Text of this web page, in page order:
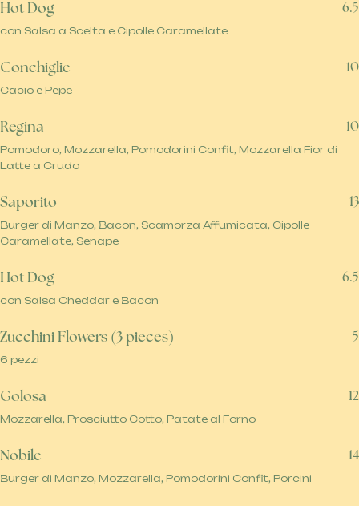
Hot Dog 6.5
con Salsa a Scelta e Cipolle Caramellate
Conchiglie 10
Cacio e Pepe
Regina 10
Pomodoro, Mozzarella, Pomodorini Confit, Mozzarella Fior di
Latte a Crudo
Saporito 13
Burger di Manzo, Bacon, Scamorza Affumicata, Cipolle
Caramellate, Senape
Hot Dog 6.5
con Salsa Cheddar e Bacon
Zucchini Flowers (3 pieces) 5
6 pezzi
Golosa 12
Mozzarella, Prosciutto Cotto, Patate al Forno
Nobile 14
Burger di Manzo, Mozzarella, Pomodorini Confit, Porcini